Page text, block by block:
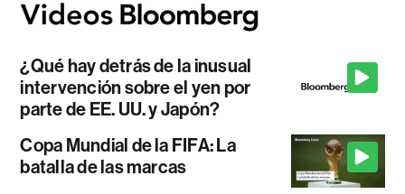
¿Qué hay detrás de la inusual
intervención sobre el yen por
parte de EE. UU. y Japón?
Copa Mundial de la FIFA: La
batalla de las marcas